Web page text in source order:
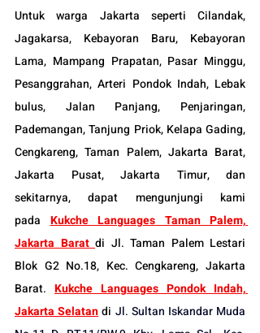
Untuk warga Jakarta seperti Cilandak,
Jagakarsa, Kebayoran Baru, Kebayoran
Lama, Mampang Prapatan, Pasar Minggu,
Pesanggrahan, Arteri Pondok Indah, Lebak
bulus, Jalan Panjang, Penjaringan,
Pademangan, Tanjung Priok, Kelapa Gading,
Cengkareng, Taman Palem, Jakarta Barat,
Jakarta Pusat, Jakarta Timur, dan
sekitarnya, dapat mengunjungi kami
pada
Kukche Languages Taman Palem,
Jakarta Barat di Jl. Taman Palem Lestari
Blok G2 No.18, Kec. Cengkareng, Jakarta
Barat. Kukche Languages Pondok Indah,
Jakarta Selatan di Jl. Sultan Iskandar Muda